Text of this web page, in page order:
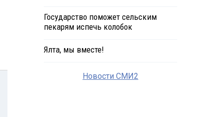
Государство поможет сельским
пекарям испечь колобок
Ялта, мы вместе!
Новости СМИ2